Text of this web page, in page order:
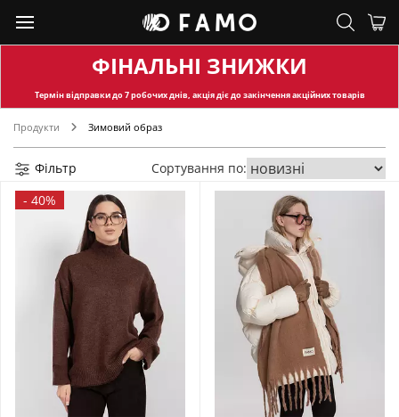
ФІНАЛЬНІ ЗНИЖКИ
Термін відправкидо 7 робочих днів, акція діє до закінчення акційних товарів
Продукти Зимовий образ
Фільтр
Сортування по:
- 40%